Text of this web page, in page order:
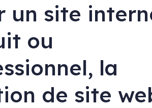
un site
ou
la
de site